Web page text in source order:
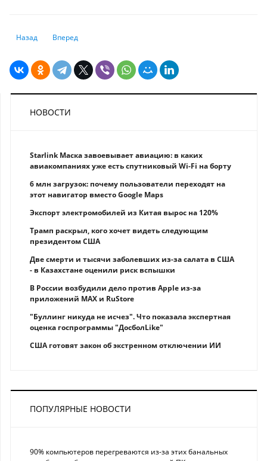
Предыдущий: Каким 2021 год был для ЕНПФ
Назад Следующий: Аналитики о прогнозе инфляции в 2021-2022
Вперед
НОВОСТИ
Starlink Маска завоевывает авиацию: в каких
авиакомпаниях уже есть спутниковый Wi-Fi на борту
6 млн загрузок: почему пользователи переходят на
этот навигатор вместо Google Maps
Экспорт электромобилей из Китая вырос на 120%
Трамп раскрыл, кого хочет видеть следующим
президентом США
Две смерти и тысячи заболевших из-за салата в США
- в Казахстане оценили риск вспышки
В России возбудили дело против Apple из-за
приложений MAX и RuStore
"Буллинг никуда не исчез". Что показала экспертная
оценка госпрограммы "ДосболLike"
США готовят закон об экстренном отключении ИИ
ПОПУЛЯРНЫЕ НОВОСТИ
90% компьютеров перегреваются из-за этих банальных